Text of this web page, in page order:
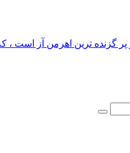
پر گزنده ترین اهرمن آز است
جستجو